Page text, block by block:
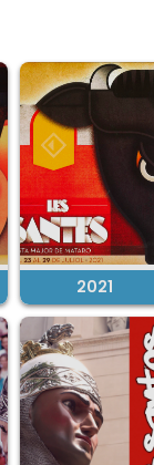
2021